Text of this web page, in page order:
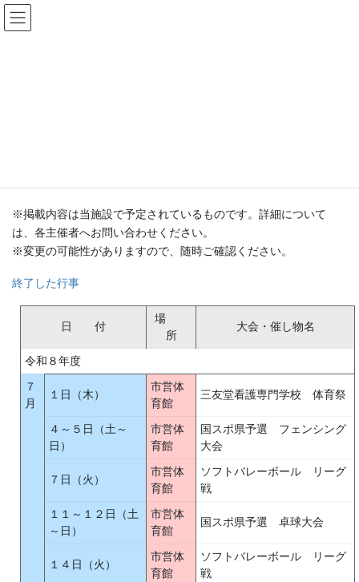
コ
ン
ナ
ビ
※掲載内容は当施設で予定されているものです。詳細について
は、各主催者へお問い合わせください。
※変更の可能性がありますので、随時ご確認ください。
終了した行事
日 付
場
所
大会・催し物名
令和８年度
７
月
１日（木）
市営体
育館
三友堂看護専門学校 体育祭
４～５日（土～
日）
市営体
育館
国スポ県予選 フェンシング
大会
７日（火）
市営体
育館
ソフトバレーボール リーグ
戦
１１～１２日（土
～日）
市営体
育館
国スポ県予選 卓球大会
１４日（火）
市営体
育館
ソフトバレーボール リーグ
戦